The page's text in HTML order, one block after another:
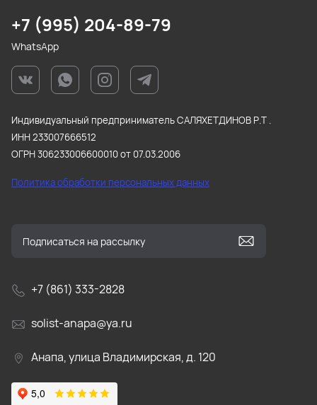
+7 (995) 204-89-79
WhatsApp
Индивидуальный предприниматель САЛЯХЕТДИНОВ Р.Т .
ИНН 233007666512
ОГРН 306233006600010 от 07.03.2006
Политика обработки персональных данных
+7 (861) 333-2828
solist-anapa@ya.ru
Анапа, улица Владимирская, д. 120